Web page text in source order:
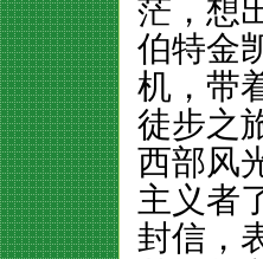
茫，想
伯特金
机，带
徒步之
西部风
主义者
封信，